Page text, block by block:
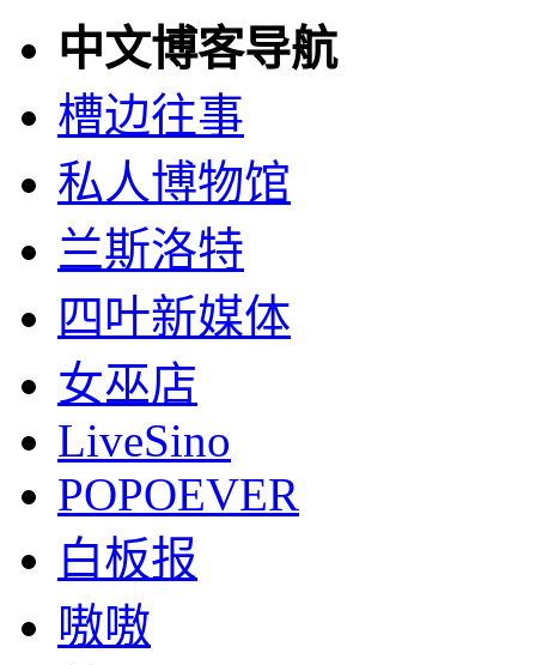
中文博客导航
槽边往事
私人博物馆
兰斯洛特
四叶新媒体
女巫店
LiveSino
POPOEVER
白板报
嗷嗷